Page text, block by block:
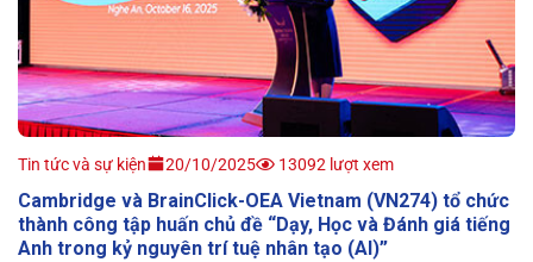
Tin tức và sự kiện 20/10/2025 13092 lượt xem
Cambridge và BrainClick-OEA Vietnam (VN274) tổ chức
thành công tập huấn chủ đề “Dạy, Học và Đánh giá tiếng
Anh trong kỷ nguyên trí tuệ nhân tạo (AI)”